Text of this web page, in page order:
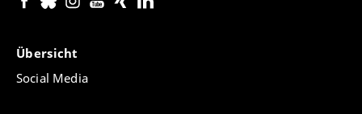
Übersicht
Social Media